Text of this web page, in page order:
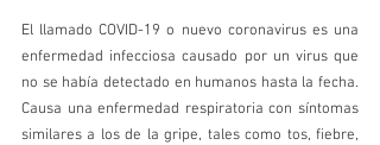
El llamado COVID-19 o nuevo coronavirus es una
enfermedad infecciosa causado por un virus que
no se había detectado en humanos hasta la fecha.
Causa una enfermedad respiratoria con síntomas
similares a los de la gripe, tales como tos, fiebre,